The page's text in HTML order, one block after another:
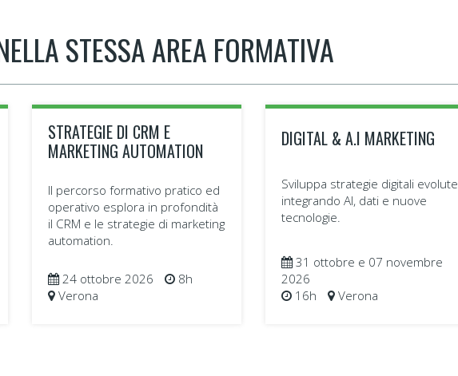
STESSA AREA FORMATIVA
STRATEGIE DI CRM E
MARKETING AUTOMATION
Il percorso formativo pratico ed
operativo esplora in profondità
il CRM e le strategie di marketing
automation.
24 ottobre 2026
8h
Verona
DIGITAL & A.I MARKETING
Sviluppa strategie digitali evolute
integrando AI, dati e nuove
tecnologie.
31 ottobre e 07 novembre
2026
16h
Verona